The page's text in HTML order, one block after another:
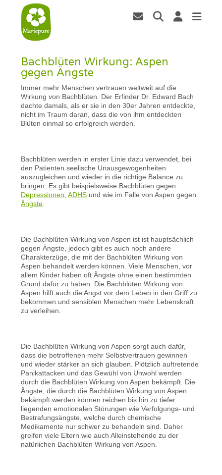
Bachblüten Wirkung: Aspen
gegen Ängste
Immer mehr Menschen vertrauen weltweit auf die
Wirkung von Bachblüten. Der Erfinder Dr. Edward Bach
dachte damals, als er sie in den 30er Jahren entdeckte,
nicht im Traum daran, dass die von ihm entdeckten
Blüten einmal so erfolgreich werden.
Bachblüten werden in erster Linie dazu verwendet, bei
den Patienten seelische Unausgewogenheiten
auszugleichen und wieder in die richtige Balance zu
bringen. Es gibt beispielsweise Bachblüten gegen
Depressionen ,ADHS und wie im Falle von Aspen gegen
Ängste
Die Bachblüten Wirkung von Aspen ist ist hauptsächlich
gegen Ängste, jedoch gibt es auch noch andere
Charakterzüge, die mit der Bachblüten Wirkung von
Aspen behandelt werden können. Viele Menschen, vor
allem Kinder haben oft Ängste ohne einen bestimmten
Grund dafür zu haben. Die Bachblüten Wirkung von
Aspen hilft auch die Angst vor dem Leben in den Griff zu
bekommen und sensiblen Menschen mehr Lebenskraft
zu verleihen.
Die Bachblüten Wirkung von Aspen sorgt auch dafür,
dass die betroffenen mehr Selbstvertrauen gewinnen
und wieder stärker an sich glauben. Plötzlich auftretende
Panikattacken und das Gewühl von Unwohl werden
durch die Bachblüten Wirkung von Aspen bekämpft. Die
Ängste, die durch die Bachblüten Wirkung von Aspen
bekämpft werden können reichen bis hin zu tiefer
liegenden emotionalen Störungen wie Verfolgungs- und
Bestrafungsängste, welche durch chemische
Medikamente nur schwer zu behandeln sind. Daher
greifen viele Eltern wie auch Alleinstehende zu der
natürlichen Bachblüten Wirkung von Aspen.